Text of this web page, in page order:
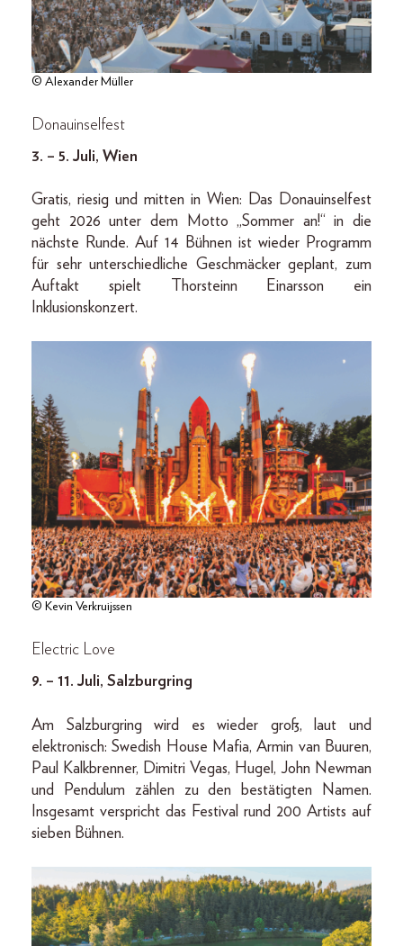
© Alexander Müller
Donauinselfest
3. – 5. Juli, Wien
Gratis, riesig und mitten in Wien: Das Donauinselfest
geht 2026 unter dem Motto „Sommer an!“ in die
nächste Runde. Auf 14 Bühnen ist wieder Programm
für sehr unterschiedliche Geschmäcker geplant, zum
Auftakt spielt Thorsteinn Einarsson ein
Inklusionskonzert.
© Kevin Verkruijssen
Electric Love
9. – 11. Juli, Salzburgring
Am Salzburgring wird es wieder groß, laut und
elektronisch: Swedish House Mafia, Armin van Buuren,
Paul Kalkbrenner, Dimitri Vegas, Hugel, John Newman
und Pendulum zählen zu den bestätigten Namen.
Insgesamt verspricht das Festival rund 200 Artists auf
sieben Bühnen.